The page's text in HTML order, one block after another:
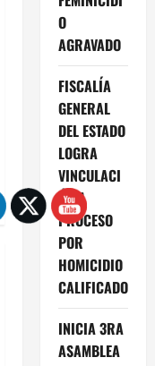
O
AGRAVADO
FISCALÍA
GENERAL
DEL ESTADO
LOGRA
VINCULACI
ÓN A
PROCESO
POR
HOMICIDIO
CALIFICADO
INICIA 3RA
ASAMBLEA